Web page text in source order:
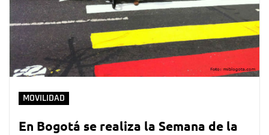
MOVILIDAD
En Bogotá se realiza la Semana de la